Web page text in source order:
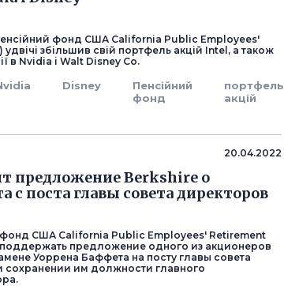
фонд США California Public Employees'
збільшив свій портфель акцій Intel, а також
в Nvidia і Walt Disney Co.
Disney
Пенсійний
фонд
портфель
акцій
20.04.2022
предложение Berkshire о
поста главы совета директоров
США California Public Employees' Retirement
поддержать предложение одного из акционеров
Уоррена Баффета на посту главы совета
сохранении им должности главного